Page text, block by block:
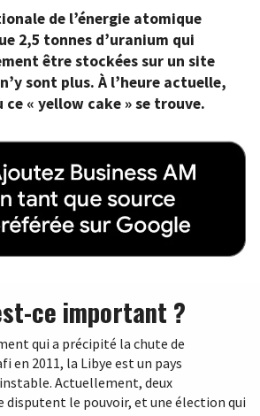
de l’énergie atomique
2,5 tonnes d’uranium qui
être stockées sur un site
sont plus. À l’heure actuelle,
ce « yellow cake » se trouve.
ce important ?
qui a précipité la chute de
en 2011, la Libye est un pays
Actuellement, deux
disputent le pouvoir, et une élection qui